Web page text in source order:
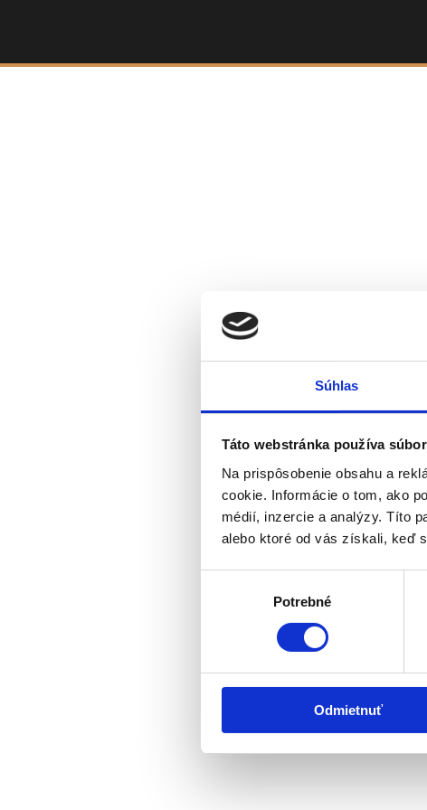
Súhlas
Táto webstránka používa
Na prispôsobenie obsahu a
cookie. Informácie o tom, ako
médií, inzercie a analýzy. Títo
alebo ktoré od vás získali, keď
Potrebné
Odmietnuť